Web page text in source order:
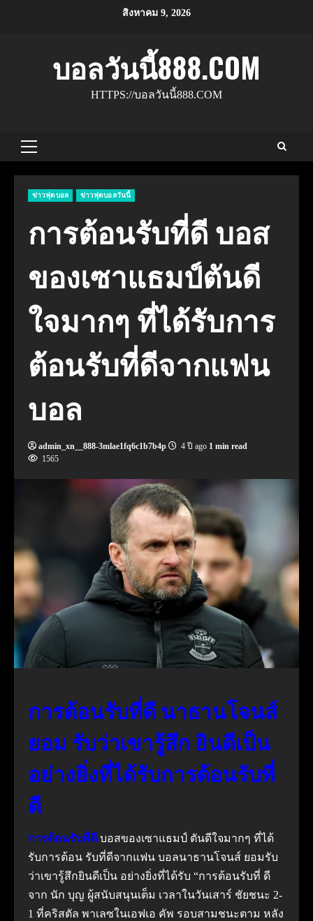
สิงหาคม 9, 2026
บอลวันนี้888.COM
HTTPS://บอลวันนี้888.COM
Primary
ข่าวฟุตบอล ข่าวฟุตบอลวันนี้
การต้อนรับที่ดี บอส
ของเซาแธมป์ตันดี
ใจมากๆ ที่ได้รับการ
ต้อนรับที่ดีจากแฟน
บอล
admin_xn__888-3mlae1fq6c1b7b4p 4 ปี ago 1 min read
1565
การต้อนรับที่ดี นาธานโจนส์
ยอม รับว่าเขารู้สึก ยินดีเป็น
อย่างยิ่งที่ได้รับการต้อนรับที่
ดี
การต้อนรับที่ดี บอสของเซาแธมป์ ตันดีใจมากๆ ที่ได้
รับการต้อน รับที่ดีจากแฟน บอลนาธานโจนส์ ยอมรับ
ว่าเขารู้สึกยินดีเป็น อย่างยิ่งที่ได้รับ “การต้อนรับที่ ดี
จาก นัก บุญ ผู้สนับสนุนเต็ม เวลาในวันเสาร์ ชัยชนะ 2-
1 ที่คริสตัล พาเลซในเอฟเอ คัพ รอบสามชนะตาม หลัง